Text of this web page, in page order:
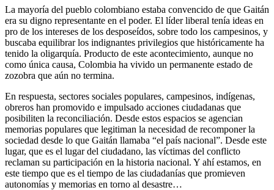
La mayoría del pueblo colombiano estaba convencido de que Gaitán
era su digno representante en el poder. El líder liberal tenía ideas en
pro de los intereses de los desposeídos, sobre todo los campesinos, y
buscaba equilibrar los indignantes privilegios que históricamente ha
tenido la oligarquía. Producto de este acontecimiento, aunque no
como única causa, Colombia ha vivido un permanente estado de
zozobra que aún no termina.
En respuesta, sectores sociales populares, campesinos, indígenas,
obreros han promovido e impulsado acciones ciudadanas que
posibiliten la reconciliación. Desde estos espacios se agencian
memorias populares que legitiman la necesidad de recomponer la
sociedad desde lo que Gaitán llamaba “el país nacional”. Desde este
lugar, que es el lugar del ciudadano, las víctimas del conflicto
reclaman su participación en la historia nacional. Y ahí estamos, en
este tiempo que es el tiempo de las ciudadanías que promieven
autonomías y memorias en torno al desastre…